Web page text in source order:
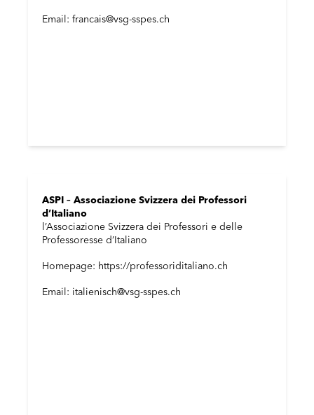
Email: francais@vsg-sspes.ch
ASPI – Associazione Svizzera dei Professori
d’Italiano
l’Associazione Svizzera dei Professori e delle
Professoresse d’Italiano
Homepage: https://professoriditaliano.ch
Email: italienisch@vsg-sspes.ch